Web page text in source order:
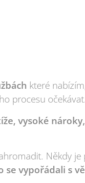
které
procesu očekávat.
vysoké
Někdy
vypořádali s